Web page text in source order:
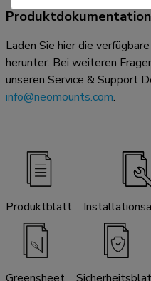
Produktdokumentation
Laden Sie hier die
herunter. Bei weiteren
unseren Service & Support
info@neomounts.com.
Produktblatt